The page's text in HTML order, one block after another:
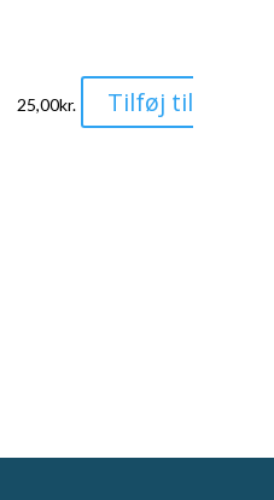
25,00kr. Tilføj til